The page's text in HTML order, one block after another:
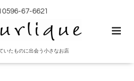
0596-67-6621
いたものに出会う小さなお店